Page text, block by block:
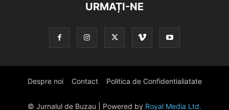
URMAȚI-NE
Despre noi Contact Politica de Confidentialiatate
© Jurnalul de Buzau | Powered by Royal Media Ltd.